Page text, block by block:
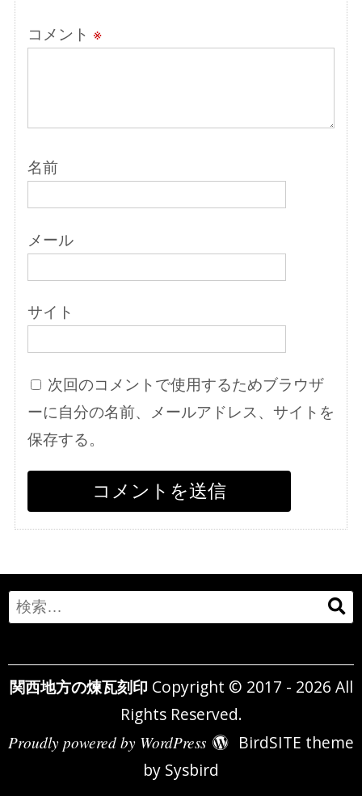
コメント ※
名前
メール
サイト
次回のコメントで使用するためブラウザ
ーに自分の名前、メールアドレス、サイトを
保存する。
Search
for:
関西地方の煉瓦刻印 Copyright © 2017 - 2026 All
Rights Reserved.
Proudly powered by WordPress
BirdSITE theme
by Sysbird